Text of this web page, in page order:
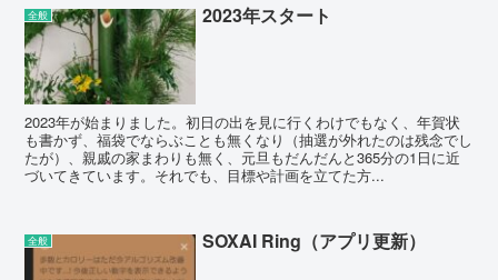
全般 2023年スタート
2023年が始まりました。初日の出を見に行くわけでもなく、年賀状
も書かず、福袋でならぶことも無くなり（抽選が外れたのは残念でし
たが）、親戚の家まわりも無く、元旦もだんだんと365分の1日に近
づいてきています。それでも、目標や計画を立てた方...
全般 SOXAI Ring（アプリ更新）